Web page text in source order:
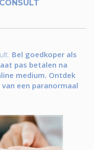
Bel goedkoper als
pas betalen na
medium. Ontdek
een paranormaal